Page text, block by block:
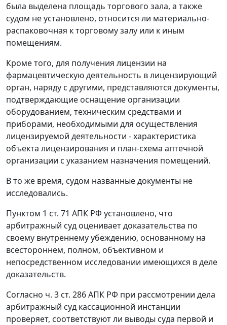
была выделена площадь торгового зала, а также
судом не установлено, относится ли материально-
распаковочная к торговому залу или к иным
помещениям.
Кроме того, для получения лицензии на
фармацевтическую деятельность в лицензирующий
орган, наряду с другими, представляются документы,
подтверждающие оснащение организации
оборудованием, техническим средствами и
приборами, необходимыми для осуществления
лицензируемой деятельности - характеристика
объекта лицензирования и план-схема аптечной
организации с указанием назначения помещений.
В то же время, судом названные документы не
исследовались.
Пунктом 1 ст. 71 АПК РФ установлено, что
арбитражный суд оценивает доказательства по
своему внутреннему убеждению, основанному на
всестороннем, полном, объективном и
непосредственном исследовании имеющихся в деле
доказательств.
Согласно ч. 3 ст. 286 АПК РФ при рассмотрении дела
арбитражный суд кассационной инстанции
проверяет, соответствуют ли выводы суда первой и